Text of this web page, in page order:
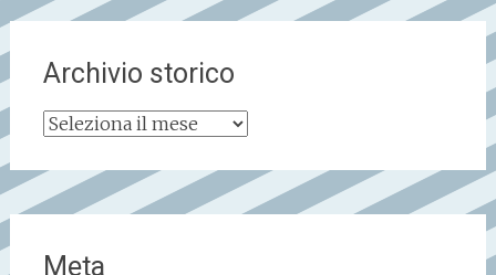
Archivio storico
Archivio
Meta